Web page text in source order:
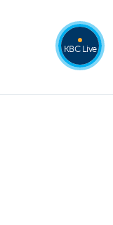
KBC Live